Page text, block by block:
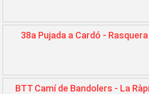
38a Pujada a Cardó -
BTT Camí de Bandolers - La